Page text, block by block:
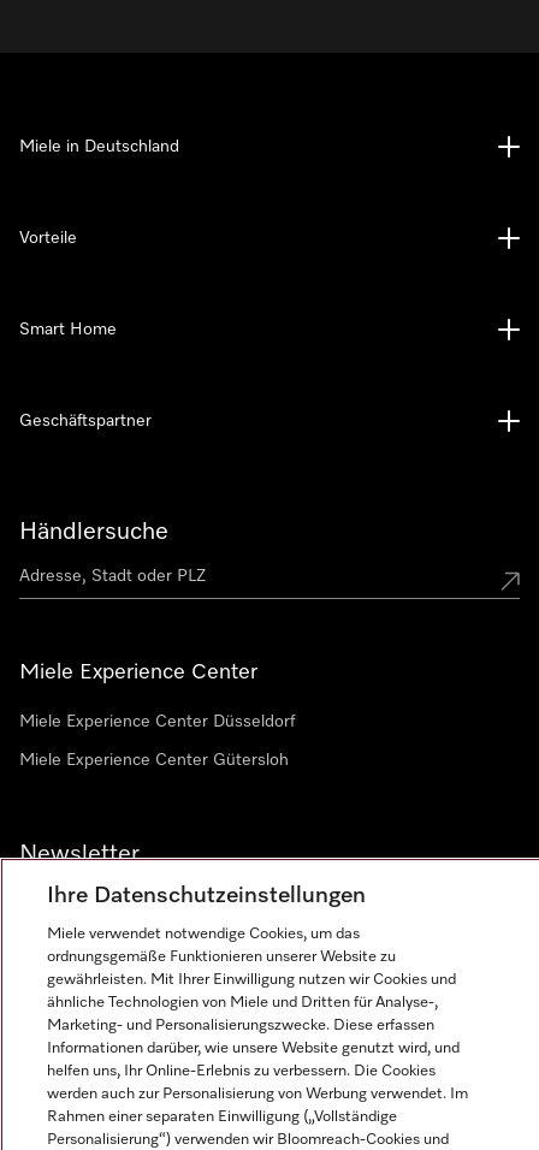
Händlersuche
Miele Experience Center
Miele Experience Center Düsseldorf
Miele Experience Center Gütersloh
Newsletter
Miele in Deutschland
Vorteile
Smart Home
Geschäftspartner
Miele auf Instagram
Miele auf Facebook
Miele auf Youtube
Ihre Datenschutzeinstellungen
Miele verwendet notwendige Cookies, um das
ordnungsgemäße Funktionieren unserer Website zu
gewährleisten. Mit Ihrer Einwilligung nutzen wir Cookies und
ähnliche Technologien von Miele und Dritten für Analyse-,
Marketing- und Personalisierungszwecke. Diese erfassen
Informationen darüber, wie unsere Website genutzt wird, und
helfen uns, Ihr Online-Erlebnis zu verbessern. Die Cookies
werden auch zur Personalisierung von Werbung verwendet. Im
Rahmen einer separaten Einwilligung („Vollständige
Personalisierung“) verwenden wir Bloomreach-Cookies und